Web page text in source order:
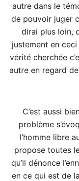
autre dans le
de pouvoir juger
dirai plus loin,
justement en
vérité cherchée
autre en regard
C’est aussi
problème
l’homme libre
propose toutes
qu’il dénonce
en ce qui est de